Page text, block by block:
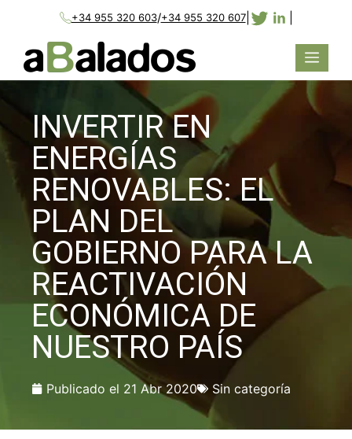
+34 955 320 603/+34 955 320 607|
INVERTIR EN
ENERGÍAS
RENOVABLES: EL
PLAN DEL
GOBIERNO PARA LA
REACTIVACIÓN
ECONÓMICA DE
NUESTRO PAÍS
Publicado el 21 Abr 2020 Sin categoría